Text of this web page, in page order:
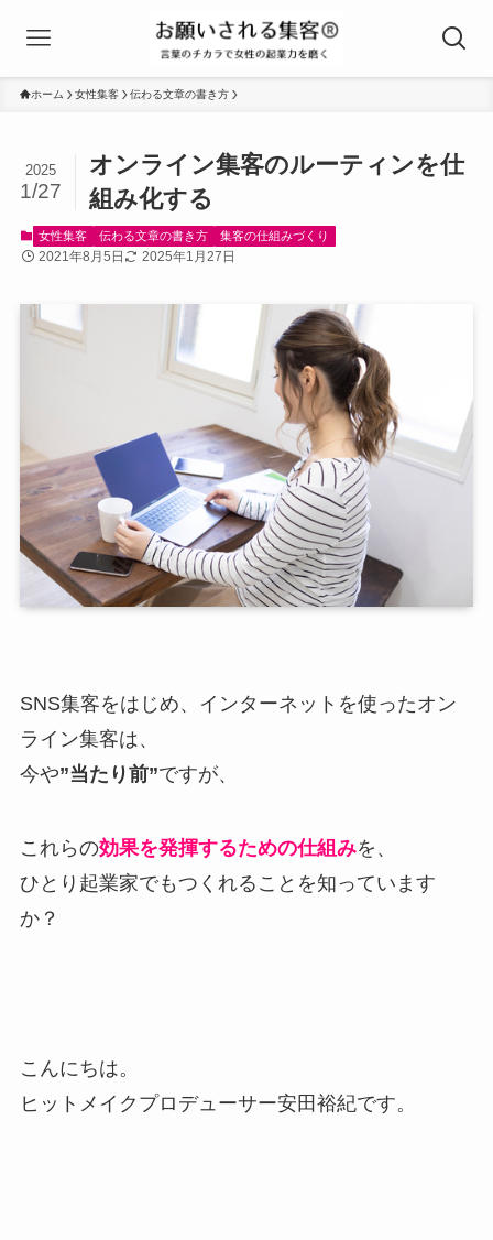
ホーム 女性集客 伝わる文章の書き方
オンライン集客のルーティンを仕
組み化する
2025
1/27
女性集客 伝わる文章の書き方 集客の仕組みづくり
2021年8月5日 2025年1月27日
SNS集客をはじめ、インターネットを使ったオン
ライン集客は、
今や”当たり前”ですが、
これらの効果を発揮するための仕組みを、
ひとり起業家でもつくれることを知っています
か？
こんにちは。
ヒットメイクプロデューサー安田裕紀です。